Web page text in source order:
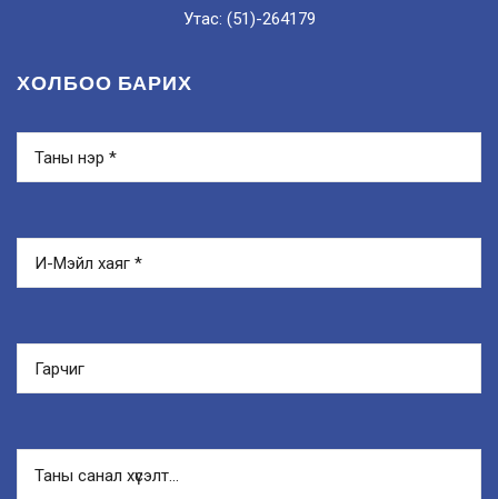
Утас: (51)-264179
ХОЛБОО БАРИХ